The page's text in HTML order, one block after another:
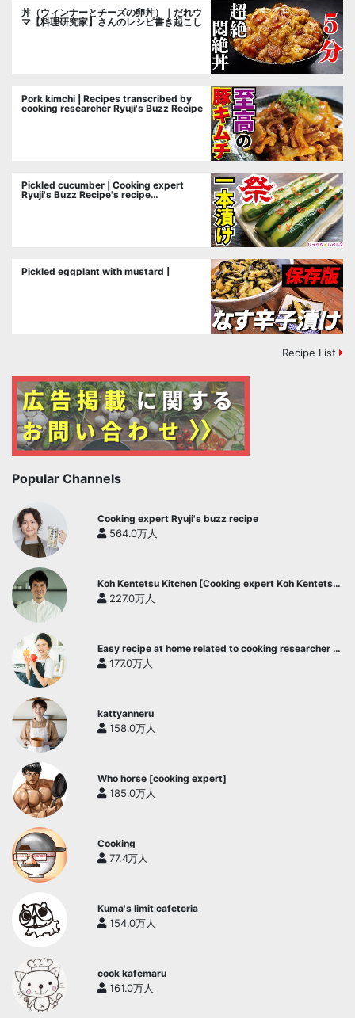
丼（ウィンナーとチーズの卵丼）｜だれウ
マ【料理研究家】さんのレシピ書き起こし
Pork kimchi | Recipes transcribed by
cooking researcher Ryuji's Buzz Recipe
Pickled cucumber | Cooking expert
Ryuji's Buzz Recipe's recipe
Pickled eggplant with mustard |
Recipe List
Popular Channels
Cooking expert Ryuji's buzz recipe
564.0万人
Koh Kentetsu Kitchen [Cooking expert Koh Kentetsu
official channel]
227.0万人
Easy recipe at home related to cooking researcher /
Yukari's Kitchen
177.0万人
kattyanneru
158.0万人
Who horse [cooking expert]
185.0万人
Cooking
77.4万人
Kuma's limit cafeteria
154.0万人
cook kafemaru
161.0万人